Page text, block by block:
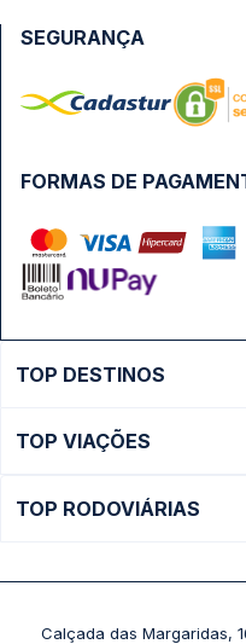
FORMAS DE
SEGURANÇA
TOP DESTINOS
Ônibus São Paulo
TOP VIAÇÕES
Passagens Pássaro Marron
TOP RODOVIÁRIAS
Rodoviária Belo Horizonte
Calçada das Margaridas,